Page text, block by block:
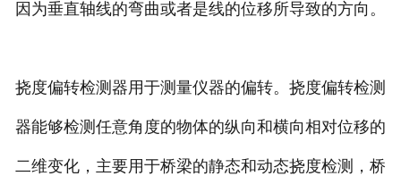
厂房设备
联系我们
因为垂直轴线的弯曲或者是线的位移所导致的方向。
挠度偏转检测器用于测量仪器的偏转。挠度偏转检测
器能够检测任意角度的物体的纵向和横向相对位移的
二维变化，主要用于桥梁的静态和动态挠度检测，桥